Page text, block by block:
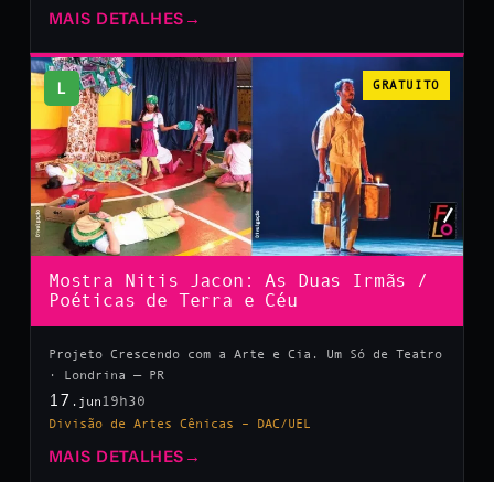
MAIS DETALHES →
L GRATUITO
Mostra Nitis Jacon: As Duas Irmãs /
Poéticas de Terra e Céu
Projeto Crescendo com a Arte e Cia. Um Só de Teatro
· Londrina — PR
17 .jun 19h30
Divisão de Artes Cênicas – DAC/UEL
MAIS DETALHES →